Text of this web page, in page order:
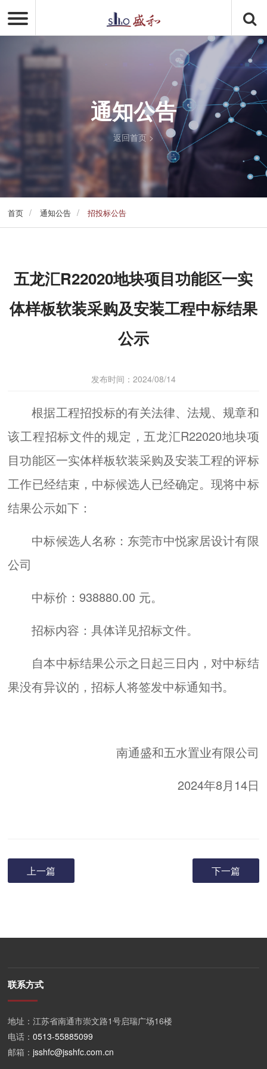
通知公告
返回首页 >
首页 / 通知公告 / 招投标公告
五龙汇R22020地块项目功能区一实
体样板软装采购及安装工程中标结果
公示
发布时间：2024/08/14
根据工程招投标的有关法律、法规、规章和
该工程招标文件的规定，五龙汇R22020地块项
目功能区一实体样板软装采购及安装工程的评标
工作已经结束，中标候选人已经确定。现将中标
结果公示如下：
中标候选人名称：东莞市中悦家居设计有限
公司
中标价：938880.00 元。
招标内容：具体详见招标文件。
自本中标结果公示之日起三日内，对中标结
果没有异议的，招标人将签发中标通知书。
南通盛和五水置业有限公司
2024年8月14日
上一篇 下一篇
联系方式
地址：江苏省南通市崇文路1号启瑞广场16楼
电话：0513-55885099
邮箱：jsshfc@jsshfc.com.cn